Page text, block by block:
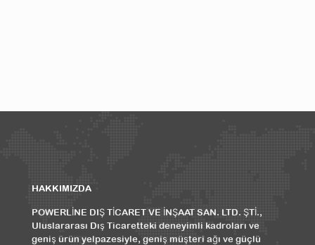
HAKKIMIZDA
POWERLİNE DIŞ TİCARET VE İNŞAAT SAN. LTD. ŞTİ.,
Uluslararası Dış Ticaretteki deneyimli kadroları ve
geniş ürün yelpazesiyle, geniş müşteri ağı ve güçlü